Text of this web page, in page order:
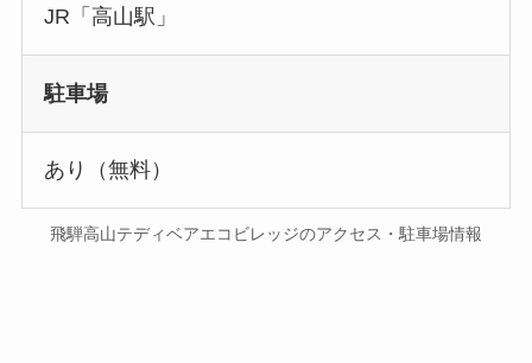
JR「高山駅」
駐車場
あり（無料）
飛騨高山テディベアエコビレッジのアクセス・駐車場情報